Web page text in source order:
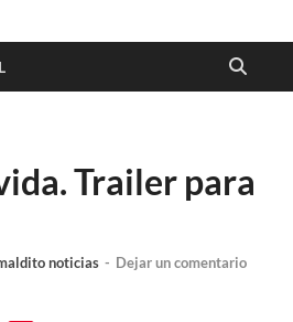
Trailer para
noticias - Dejar un comentario